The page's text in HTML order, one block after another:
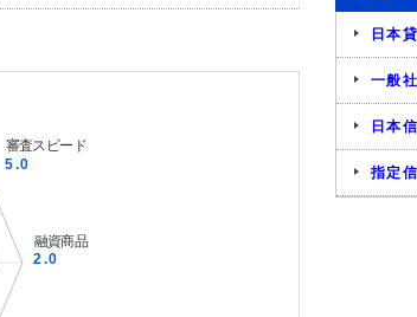
日本
一般
日本
指定